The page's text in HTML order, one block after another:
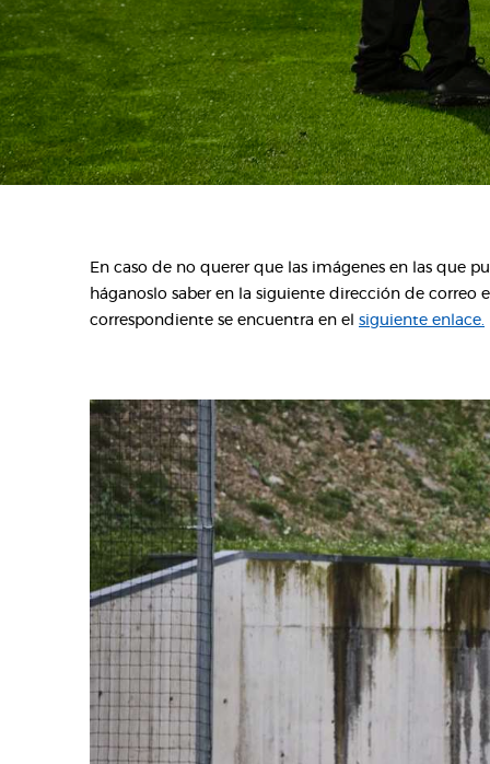
En caso de no querer que las imágenes en las que
háganoslo saber en la siguiente dirección de
correspondiente se encuentra en el siguiente enlace.